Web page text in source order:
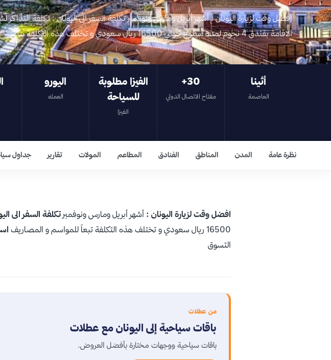
افضل وقت لزيارة اليونان : أشهر أبريل ومارس ونوفمبر تكلفة السفر الى اليونان : تكلفة
الاقامة بفندق 4 نجوم لمدة أسبوع حوالي 16500 ريال سعودي و تختلف هذه التكلفة ت…
أثينا
العاصمة
‎+30
مفتاح الاتصال الدولي
الفيزا مطلوبة
للسياحة
الفيزا
اليورو
العمله
نظرة عامة المدن المناطق الفنادق المطاعم المولات تقارير جداول
افضل وقت لزيارة اليونان : أشهر أبريل ومارس ونوفمبرتكلفة السفر الى
16500 ريال سعودي و تختلف هذه التكلفة تبعاً للمواسم و المصاريف
التسوق
من عطلات
باقات سياحية إلى اليونان مع عطلات
باقات سياحية ووجهات مختارة بأفضل العروض.